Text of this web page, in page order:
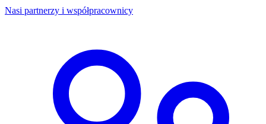
Nasi partnerzy i współpracownicy